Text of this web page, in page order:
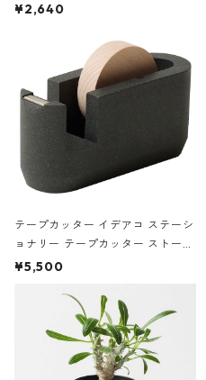
ハードカバー 罫線 ヴァン・ゴッホ
¥2,640
テープカッター イデアコ ステーシ
ョナリー テープカッター ストーン
サンドカラー 石調 ideaco Station
¥5,500